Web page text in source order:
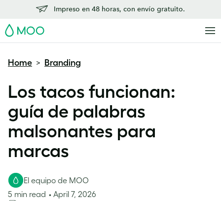
Impreso en 48 horas, con envío gratuito.
MOO
Home > Branding
Los tacos funcionan:
guía de palabras
malsonantes para
marcas
El equipo de MOO
5 min read
April 7, 2026